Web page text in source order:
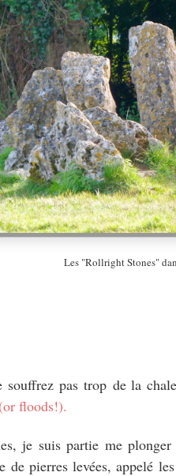
Les "Rollright Stones"
souffrez pas trop de la
floods!).
je suis partie me
de pierres levées, appelé